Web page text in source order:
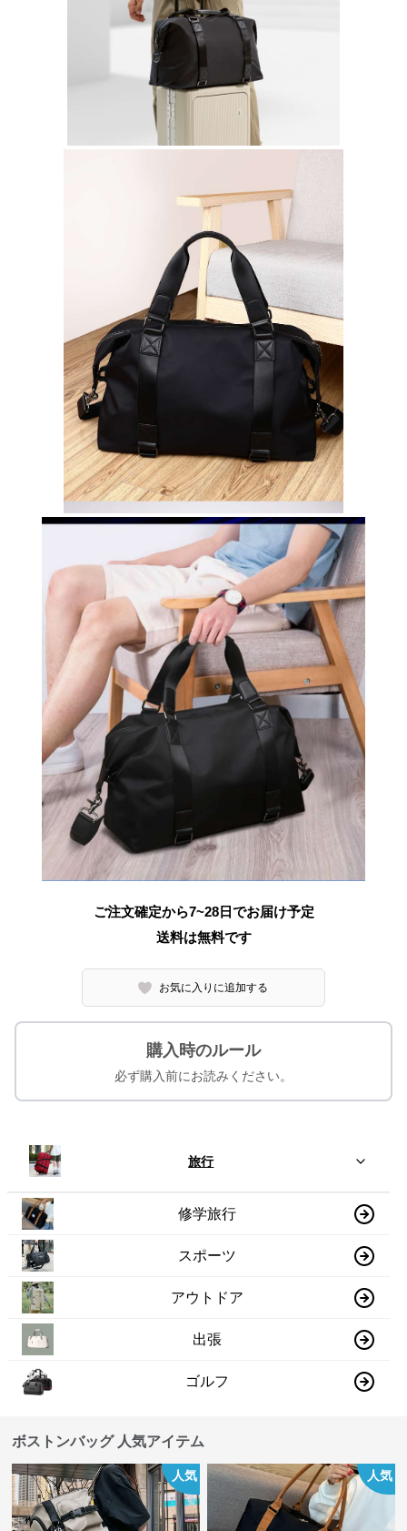
ご注文確定から7~28日でお届け予定
送料は無料です
お気に入りに追加する
購入時のルール
必ず購入前にお読みください。
旅行
修学旅行
スポーツ
アウトドア
出張
ゴルフ
ボストンバッグ 人気アイテム
人気 人気